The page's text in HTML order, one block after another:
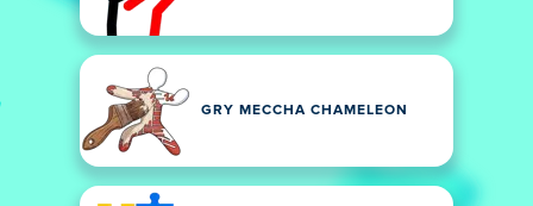
GRY MECCHA CHAMELEON